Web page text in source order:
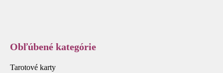
Obľúbené kategórie
Tarotové karty